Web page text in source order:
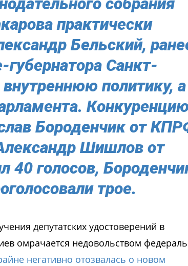
практически
Бельский,
Санкт-
политику, а
Бороденчик от
Шишлов от
40 голосов,
трое.
депутатских удостоверений в
омрачается недовольством
негативно отозвалась о новом